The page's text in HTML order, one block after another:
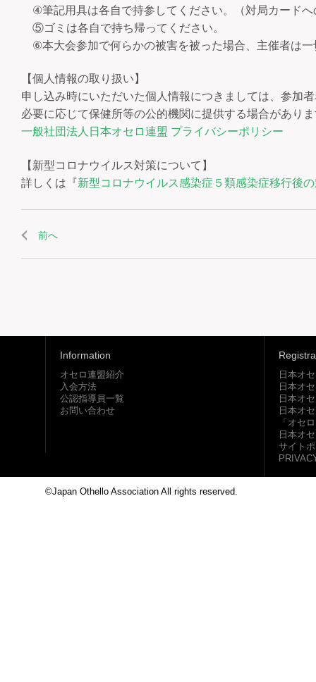
④筆記用具は各自で持参してください。（対局カードへ
⑤ゴミは各自で持ち帰ってください。
⑥本大会参加で何らかの被害を被った場合、主催者は一
【個人情報の取り扱い】
申し込み時にいただいた個人情報につきましては、参加
必要に応じて保健所等の公的機関に提供する場合があり
一般社団法人日本オセロ連盟 プライバシーポリシー
【新型コロナウイルス対策について】
詳しくは『新型コロナウイルス感染症５類感染症移行後
前へ
Information
オセロ連盟紹介
入会方法
公認指導員一覧
お問い合わせ
日本オ
日本オ
日本オ
日本オ
「オセ
日本オ
サイト
©Japan Othello Association All rights reserved.